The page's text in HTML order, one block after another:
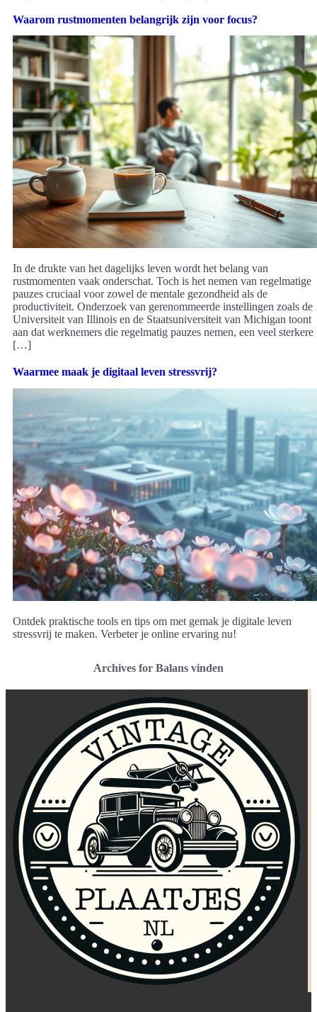
Waarom rustmomenten belangrijk zijn voor focus?
In de drukte van het dagelijks leven wordt het belang van
rustmomenten vaak onderschat. Toch is het nemen van regelmatige
pauzes cruciaal voor zowel de mentale gezondheid als de
productiviteit. Onderzoek van gerenommeerde instellingen zoals de
Universiteit van Illinois en de Staatsuniversiteit van Michigan toont
aan dat werknemers die regelmatig pauzes nemen, een veel sterkere
[…]
Waarmee maak je digitaal leven stressvrij?
Ontdek praktische tools en tips om met gemak je digitale leven
stressvrij te maken. Verbeter je online ervaring nu!
Archives for Balans vinden